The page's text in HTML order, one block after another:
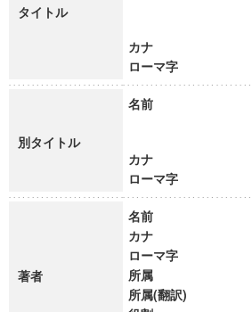
タイトル
カナ
ローマ字
別タイトル
名前
カナ
ローマ字
著者
名前
カナ
ローマ字
所属
所属(翻訳)